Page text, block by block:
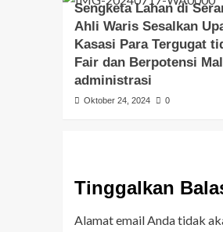
Sengketa Lahan di
Ahli Waris Sesalkan
Kasasi Para Tergugat
Fair dan Berpotensi
administrasi
Oktober 24, 2024 0
Tinggalkan
Alamat email Anda tidak